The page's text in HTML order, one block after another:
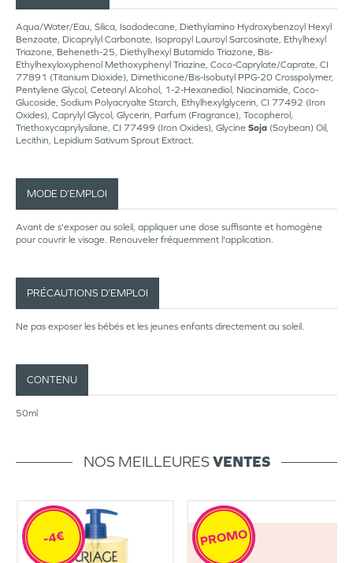
Aqua/Water/Eau, Silica, Isododecane, Diethylamino Hydroxybenzoyl Hexyl
Benzoate, Dicaprylyl Carbonate, Isopropyl Lauroyl Sarcosinate, Ethylhexyl
Triazone, Beheneth-25, Diethylhexyl Butamido Triazone, Bis-
Ethylhexyloxyphenol Methoxyphenyl Triazine, Coco-Caprylate/Caprate, CI
77891 (Titanium Dioxide), Dimethicone/Bis-Isobutyl PPG-20 Crosspolymer,
Pentylene Glycol, Cetearyl Alcohol, 1-2-Hexanediol, Niacinamide, Coco-
Glucoside, Sodium Polyacryalte Starch, Ethylhexylglycerin, CI 77492 (Iron
Oxides), Caprylyl Glycol, Glycerin, Parfum (Fragrance), Tocopherol,
Triethoxycaprylysilane, CI 77499 (Iron Oxides), Glycine Soja (Soybean) Oil,
Lecithin, Lepidium Sativum Sprout Extract.
MODE D’EMPLOI
Avant de s'exposer au soleil, appliquer une dose suffisante et homogène
pour couvrir le visage. Renouveler fréquemment l'application.
PRÉCAUTIONS D’EMPLOI
Ne pas exposer les bébés et les jeunes enfants directement au soleil.
CONTENU
50ml
NOS MEILLEURESVENTES
-4€ PROMO